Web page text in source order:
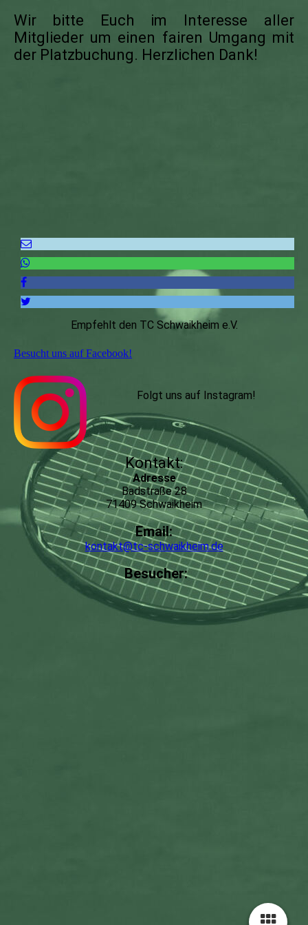
Wir bitte Euch im Interesse aller
Mitglieder um einen fairen Umgang mit
der Platzbuchung. Herzlichen Dank!
Empfehlt den TC Schwaikheim e.V.
Besucht uns auf Facebook!
Folgt uns auf Instagram!
Kontakt:
Adresse
Badstraße 28
71409 Schwaikheim
Email:
kontakt@tc-schwaikheim.de
Besucher: